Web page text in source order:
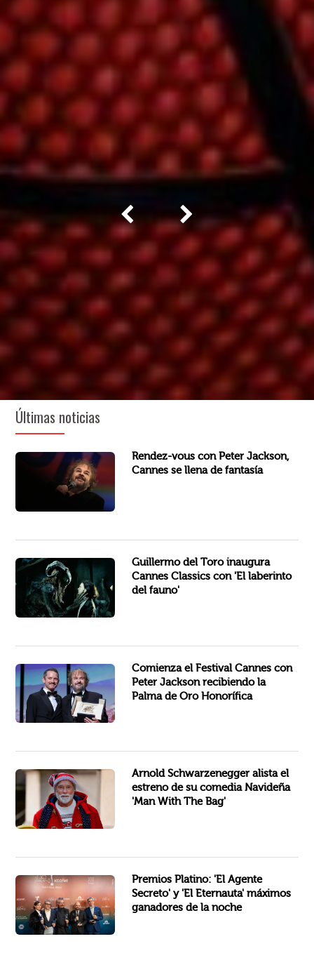
Últimas noticias
Rendez-vous con Peter Jackson,
Cannes se llena de fantasía
En la sesión de 95 minutos, Jackson repasó su carrera de casi 40 años, incluyendo una larga conversación sobre las...
Guillermo del Toro inaugura
Cannes Classics con 'El laberinto
del fauno'
El laberinto del fauno (2006), la película de culto de Guillermo del Toro protagonizada por Sergi López y Maribel...
Comienza el Festival Cannes con
Peter Jackson recibiendo la
Palma de Oro Honorífica
Este lunes se dio inicio a la 79º edición del Festival de Cine de Cannes, en el que el oscarizado director Peter...
Arnold Schwarzenegger alista el
estreno de su comedia Navideña
'Man With The Bag'
La comedia familiar navideña "El hombre de la bolsa", protagonizada por Arnold Schwarzenegger y Alan Ritchson, alista...
Premios Platino: 'El Agente
Secreto' y 'El Eternauta' máximos
ganadores de la noche
"El agente secreto", el filme brasileño de Kleber Mendonça Filho fue el gran triunfador en la noche en los Premios...